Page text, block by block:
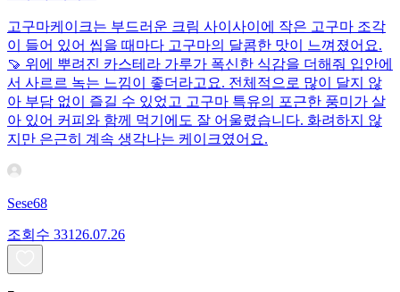
고구마케이크는 부드러운 크림 사이사이에 작은 고구마 조각
이 들어 있어 씹을 때마다 고구마의 달콤한 맛이 느껴졌어요.
🍠 위에 뿌려진 카스테라 가루가 폭신한 식감을 더해줘 입안에
서 사르르 녹는 느낌이 좋더라고요. 전체적으로 많이 달지 않
아 부담 없이 즐길 수 있었고 고구마 특유의 포근한 풍미가 살
아 있어 커피와 함께 먹기에도 잘 어울렸습니다. 화려하지 않
지만 은근히 계속 생각나는 케이크였어요.
Sese68
조회수 331 26.07.26